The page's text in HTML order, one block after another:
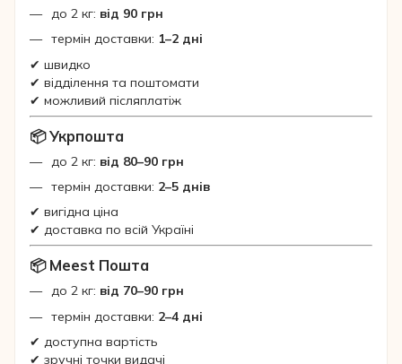
до 2 кг: від 90 грн
термін доставки: 1–2 дні
✔ швидко
✔ відділення та поштомати
✔ можливий післяплатіж
📦 Укрпошта
до 2 кг: від 80–90 грн
термін доставки: 2–5 днів
✔ вигідна ціна
✔ доставка по всій Україні
📦 Meest Пошта
до 2 кг: від 70–90 грн
термін доставки: 2–4 дні
✔ доступна вартість
✔ зручні точки видачі